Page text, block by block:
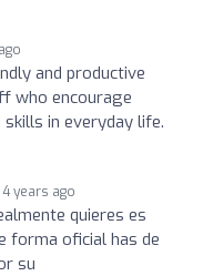
and productive
who encourage
in everyday life.
4 years ago
quieres es
forma oficial has de
su